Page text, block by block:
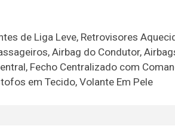
de Liga Leve, Retrovisores
Airbag do Condutor,
Fecho Centralizado com
em Tecido, Volante Em Pele